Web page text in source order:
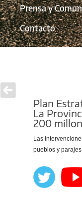
Prensa y
Contacto
Plan
La
200
Las
pueblos y